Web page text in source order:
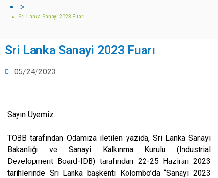
>
Sri Lanka Sanayi 2023 Fuarı
Sri Lanka Sanayi 2023 Fuarı
05/24/2023
Sayın Üyemiz,
TOBB tarafından Odamıza iletilen yazıda, Sri Lanka Sanayi
Bakanlığı ve Sanayi Kalkınma Kurulu (Industrial
Development Board-IDB) tarafından 22-25 Haziran 2023
tarihlerinde Sri Lanka başkenti Kolombo’da “Sanayi 2023